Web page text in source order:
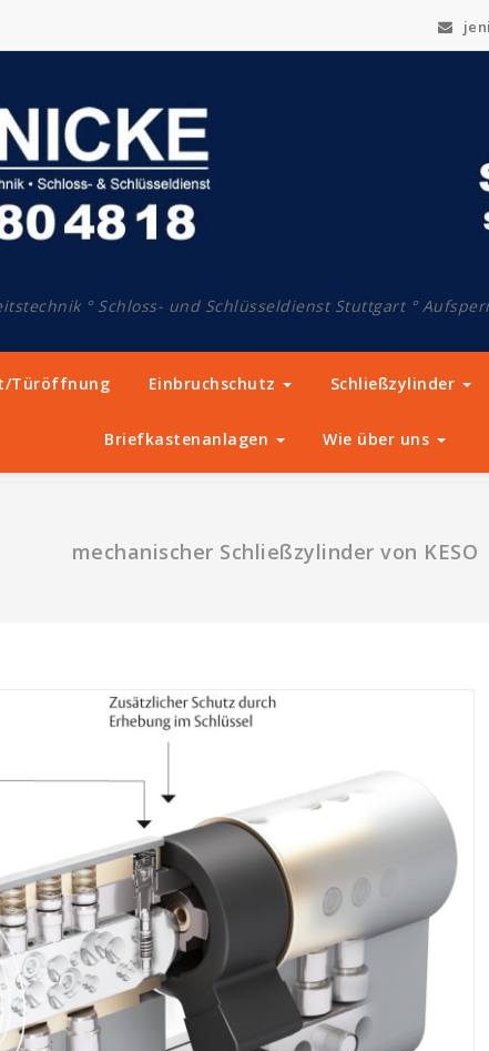
° Schloss- und Schlüsseldienst Stuttgart °
Türöffnung Einbruchschutz Schließzylinder
Briefkastenanlagen Wie über uns
mechanischer Schließzylinder von KESO